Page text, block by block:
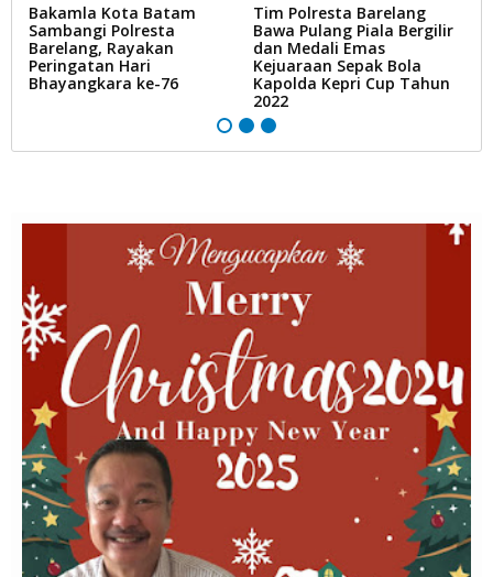
Bakamla Kota Batam
Sambangi Polresta
Barelang, Rayakan
Peringatan Hari
Bhayangkara ke-76
Tim Polresta Barelang
Bawa Pulang Piala Bergilir
dan Medali Emas
Kejuaraan Sepak Bola
Kapolda Kepri Cup Tahun
2022